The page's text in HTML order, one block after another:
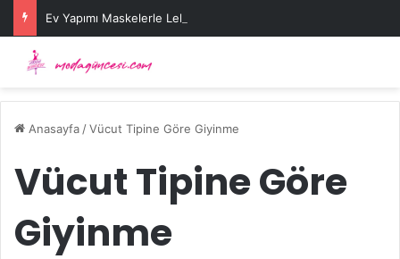
Ev Yapımı Maskelerle Leke Sorununa Çözüm Önerileri
Anasayfa /Vücut Tipine Göre Giyinme
Vücut Tipine Göre
Giyinme